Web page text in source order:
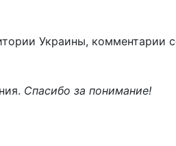
Украины, комментарии
Спасибо за понимание!